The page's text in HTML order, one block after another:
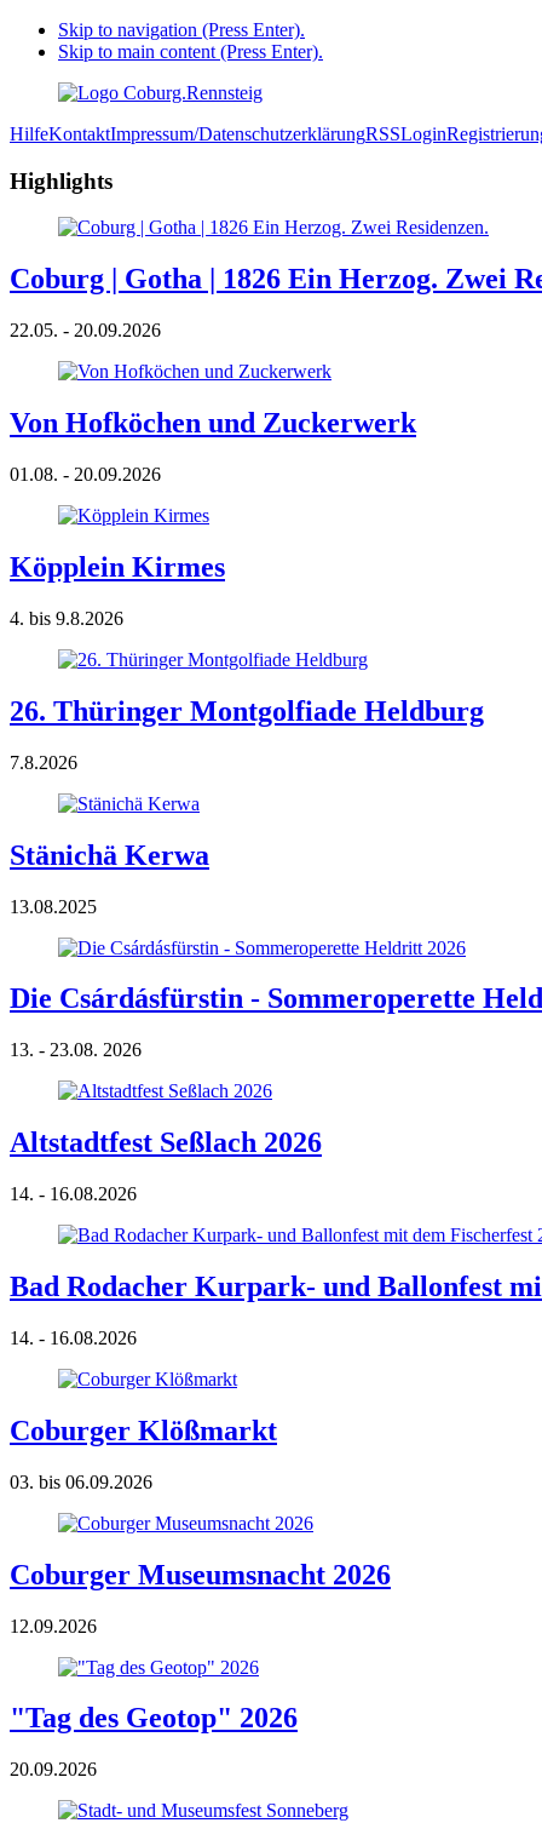
Skip to navigation (Press Enter).
Skip to main content (Press Enter).
HilfeKontaktImpressum/DatenschutzerklärungRSSLogin
Highlights
Coburg | Gotha | 1826 Ein Herzog. Zwei
22.05. - 20.09.2026
Von Hofköchen und Zuckerwerk
01.08. - 20.09.2026
Köpplein Kirmes
4. bis 9.8.2026
26. Thüringer Montgolfiade Heldburg
7.8.2026
Stänichä Kerwa
13.08.2025
Die Csárdásfürstin - Sommeroperette
13. - 23.08. 2026
Altstadtfest Seßlach 2026
14. - 16.08.2026
Bad Rodacher Kurpark- und Ballonfest
14. - 16.08.2026
Coburger Klößmarkt
03. bis 06.09.2026
Coburger Museumsnacht 2026
12.09.2026
"Tag des Geotop" 2026
20.09.2026